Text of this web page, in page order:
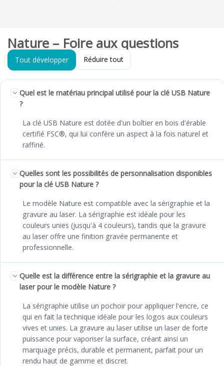
Nature – Foire aux questions
Tout développer Réduire tout
Quel est le matériau principal utilisé pour la clé USB Nature
?
La clé USB Nature est dotée d'un boîtier en bois d'érable
certifié FSC®, qui lui confère un aspect à la fois naturel et
raffiné.
Quelles sont les possibilités de personnalisation disponibles
pour la clé USB Nature ?
Le modèle Nature est compatible avec la sérigraphie et la
gravure au laser. La sérigraphie est idéale pour les
couleurs unies (jusqu'à 4 couleurs), tandis que la gravure
au laser offre une finition gravée permanente et
professionnelle.
Quelle est la différence entre la sérigraphie et la gravure au
laser pour le modèle Nature ?
La sérigraphie utilise un pochoir pour appliquer l'encre, ce
qui en fait la technique idéale pour les logos aux couleurs
vives et unies. La gravure au laser utilise un laser de forte
puissance pour vaporiser la surface, créant ainsi un
marquage précis, durable et permanent, parfait pour un
rendu haut de gamme et discret.